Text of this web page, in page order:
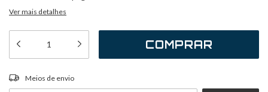
Ver mais detalhes
Entregas para o CEP:
Meios de envio